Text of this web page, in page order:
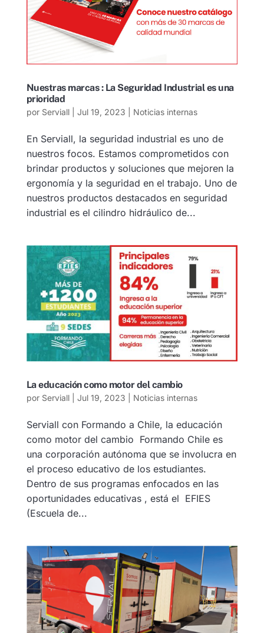
Nuestras marcas : La Seguridad Industrial es una
prioridad
por Serviall| Jul 19, 2023 Noticias internas
En Serviall, la seguridad industrial es uno de
nuestros focos. Estamos comprometidos con
brindar productos y soluciones que mejoren la
ergonomía y la seguridad en el trabajo. Uno de
nuestros productos destacados en seguridad
industrial es el cilindro hidráulico de...
La educación como motor del cambio
por Serviall| Jul 19, 2023 Noticias internas
Serviall con Formando a Chile, la educación
como motor del cambio Formando Chile es
una corporación autónoma que se involucra en
el proceso educativo de los estudiantes.
Dentro de sus programas enfocados en las
oportunidades educativas , está el EFIES
(Escuela de...